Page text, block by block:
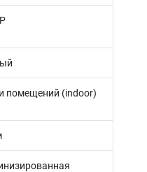
помещений (indoor)